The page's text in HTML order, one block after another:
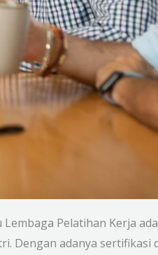
Pelatihan Kerja
Dengan adanya sertifikasi